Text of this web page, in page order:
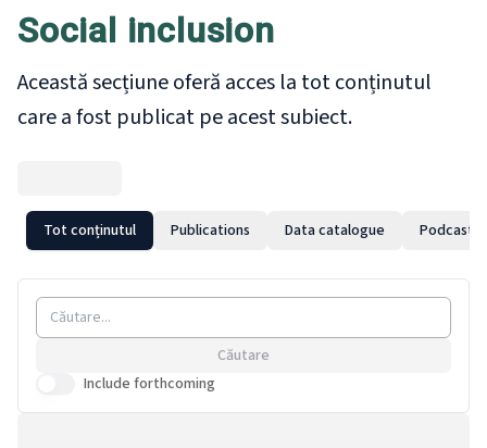
Sistemelor și Politicilor de Sănătate (Madrid).
Social inclusion
Această secțiune oferă acces la tot conținutul
care a fost publicat pe acest subiect.
Tot conținutul Publications Data catalogue Podcast
Căutare
Include forthcoming